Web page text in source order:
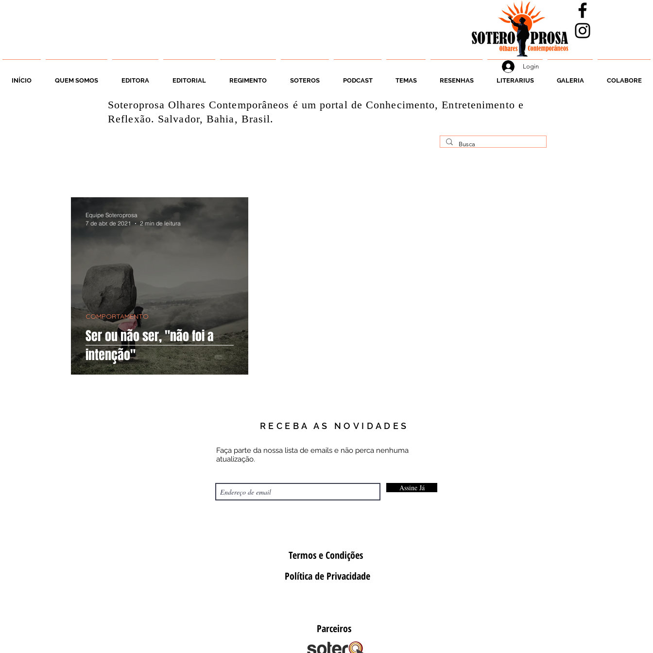
INÍCIO QUEM SOMOS EDITORA EDITORIAL REGIMENTO SOTEROS PODCAST TEMAS RESENHAS LITERARIUS GALERIA COLABORE
Login
Soteroprosa Olhares Contemporâneos é um portal de Conhecimento, Entretenimento e
Reflexão. Salvador, Bahia, Brasil.
Ser ou não ser, "não foi a
intenção"
COMPORTAMENTO
Equipe Soteroprosa
7 de abr. de 2021
2 min de leitura
RECEBA AS NOVIDADES
Faça parte da nossa lista de emails e não perca nenhuma
atualização.
Assine Já
Termos e Condições
Política de Privacidade
Parceiros